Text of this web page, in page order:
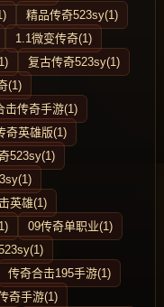
精品传奇523sy(1)
1.1微变传奇(1)
复古传奇523sy(1)
(1)
击传奇手游(1)
奇英雄版(1)
523sy(1)
英雄(1)
09传奇单职业(1)
传奇合击195手游(1)
奇手游(1)